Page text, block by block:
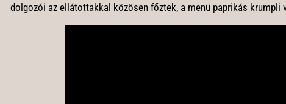
dolgozói az ellátottakkal közösen főztek, a menü paprikás krumpli